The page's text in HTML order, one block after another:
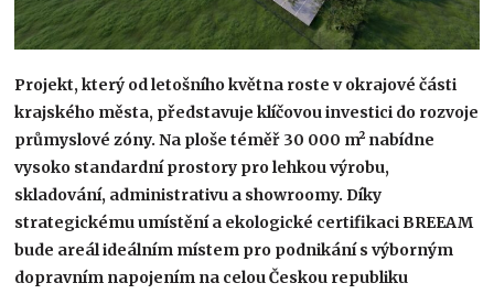
Projekt, který od letošního května roste v okrajové části
krajského města, představuje klíčovou investici do rozvoje
průmyslové zóny. Na ploše téměř 30 000 m² nabídne
vysoko standardní prostory pro lehkou výrobu,
skladování, administrativu a showroomy. Díky
strategickému umístění a ekologické certifikaci BREEAM
bude areál ideálním místem pro podnikání s výborným
dopravním napojením na celou Českou republiku